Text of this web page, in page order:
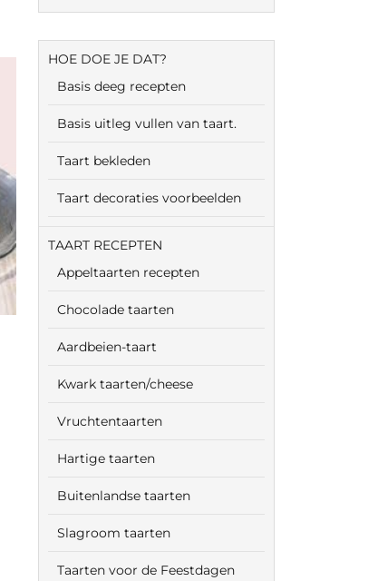
HOE DOE JE DAT?
Basis deeg recepten
Basis uitleg vullen van taart.
Taart bekleden
Taart decoraties voorbeelden
TAART RECEPTEN
Appeltaarten recepten
Chocolade taarten
Aardbeien-taart
Kwark taarten/cheese
Vruchtentaarten
Hartige taarten
Buitenlandse taarten
Slagroom taarten
Taarten voor de Feestdagen